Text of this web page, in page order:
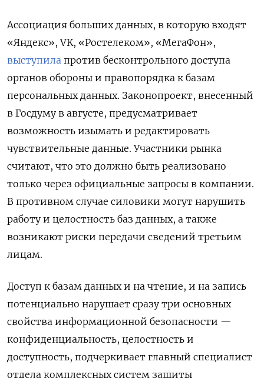
Ассоциация больших данных, в которую входят
«Яндекс», VK, «Ростелеком», «МегаФон»,
выступила против бесконтрольного доступа
органов обороны и правопорядка к базам
персональных данных. Законопроект, внесенный
в Госдуму в августе, предусматривает
возможность изымать и редактировать
чувствительные данные. Участники рынка
считают, что это должно быть реализовано
только через официальные запросы в компании.
В противном случае силовики могут нарушить
работу и целостность баз данных, а также
возникают риски передачи сведений третьим
лицам.
Доступ к базам данных и на чтение, и на запись
потенциально нарушает сразу три основных
свойства информационной безопасности —
конфиденциальность, целостность и
доступность, подчеркивает главный специалист
отдела комплексных систем защиты